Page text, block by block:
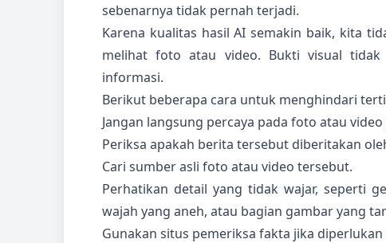
sebenarnya tidak pernah terjadi.
Karena kualitas hasil AI semakin baik, kita
melihat foto atau video. Bukti visual
informasi.
Berikut beberapa cara untuk menghindari
Jangan langsung percaya pada foto atau
Periksa apakah berita tersebut diberitakan
Cari sumber asli foto atau video tersebut.
Perhatikan detail yang tidak wajar, seperti
wajah yang aneh, atau bagian gambar yang
Gunakan situs pemeriksa fakta jika